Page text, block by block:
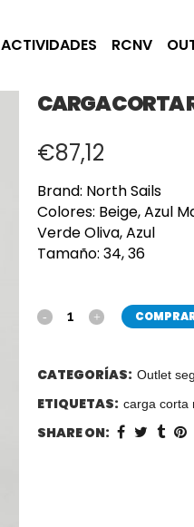
ACTIVIDADES RCNV
CARGA CORTA
€87,12
Brand: North Sails
Colores: Beige, Azul
Verde Oliva, Azul
Tamaño: 34, 36
CATEGORÍAS: Outlet
ETIQUETAS: carga corta
SHARE ON: